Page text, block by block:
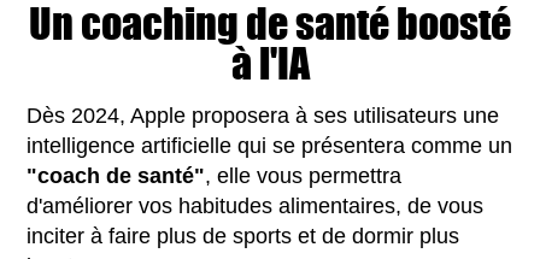
Un coaching de santé boosté
à l'IA
Dès 2024, Apple proposera à ses utilisateurs une
intelligence artificielle qui se présentera comme un
"coach de santé", elle vous permettra
d'améliorer vos habitudes alimentaires, de vous
inciter à faire plus de sports et de dormir plus